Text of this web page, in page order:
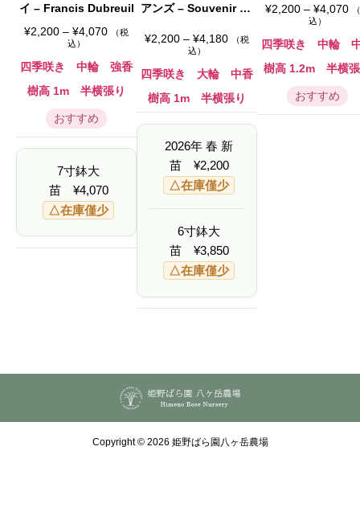
イ – Francis Dubreuil
¥2,200 – ¥4,070価
格
¥
2
,
0
7
0
（税
込）
四季咲き 中輪 強香
樹高 1m 半横張り
おすすめ
7寸鉢大
苗 ¥4,070
△在庫僅少
アンズ – Souvenir de
¥2,200 – ¥4,180価
2
,
2
0
0
–
¥
4
,
1
（税
込）
四季咲き 大輪 中香
樹高 1m 半横張り
2026年 春 新
苗 ¥2,200
△在庫僅少
6寸鉢大
苗 ¥3,850
△在庫僅少
¥2,200 – ¥4,070価
格
2
,
込）
四季咲き 中輪
樹高 1.2m 半横
おすすめ
Copyright © 2026 姫野ばら園八ヶ岳農場